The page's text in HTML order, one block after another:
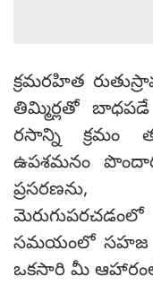
క్రమరహిత
తిమ్మిర్లతో
రసాన్ని క్రమం
ఉపశమనం
ప్రసరణను,
సమయంలో సహజ
ఒకసారి మీ